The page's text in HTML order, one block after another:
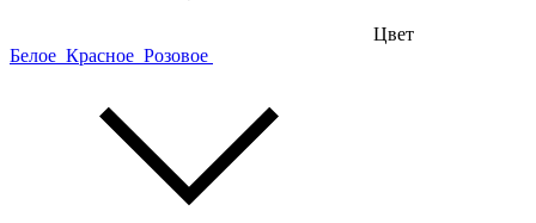
Цвет
Белое Красное Розовое